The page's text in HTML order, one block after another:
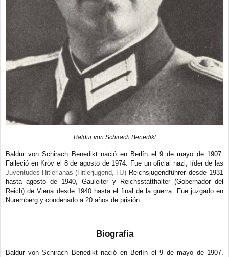
Baldur von Schirach Benedikt
Baldur von Schirach Benedikt nació en Berlín el 9 de mayo de 1907.
Falleció en Kröv el 8 de agosto de 1974. Fue un oficial nazi, líder de las
Juventudes Hitlerianas (Hitlerjugend, HJ) Reichsjugendführer desde 1931
hasta agosto de 1940, Gauleiter y Reichsstatthalter (Gobernador del
Reich) de Viena desde 1940 hasta el final de la guerra. Fue juzgado en
Nuremberg y condenado a 20 años de prisión.
Biografía
Baldur von Schirach Benedikt nació en Berlín el 9 de mayo de 1907.